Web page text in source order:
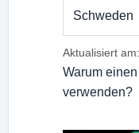
Schweden
Aktualisiert
Warum
verwenden?